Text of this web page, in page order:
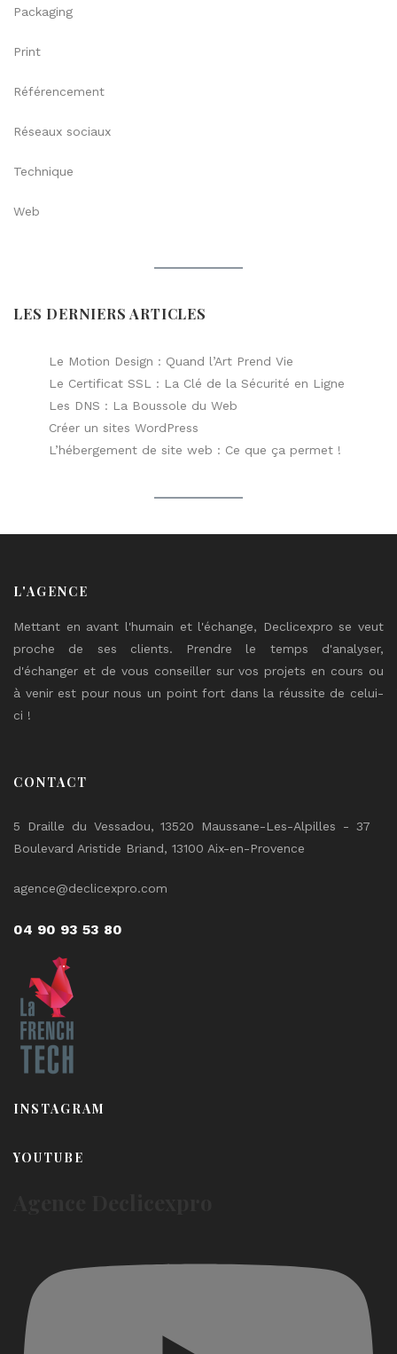
Packaging
Print
Référencement
Réseaux sociaux
Technique
Web
LES DERNIERS ARTICLES
Le Motion Design : Quand l’Art Prend Vie
Le Certificat SSL : La Clé de la Sécurité en Ligne
Les DNS : La Boussole du Web
Créer un sites WordPress
L’hébergement de site web : Ce que ça permet !
L'AGENCE
Mettant en avant l'humain et l'échange, Declicexpro se veut
proche de ses clients. Prendre le temps d'analyser,
d'échanger et de vous conseiller sur vos projets en cours ou
à venir est pour nous un point fort dans la réussite de celui-
ci !
CONTACT
5 Draille du Vessadou, 13520 Maussane-Les-Alpilles - 37
Boulevard Aristide Briand, 13100 Aix-en-Provence
agence@declicexpro.com
04 90 93 53 80
INSTAGRAM
YOUTUBE